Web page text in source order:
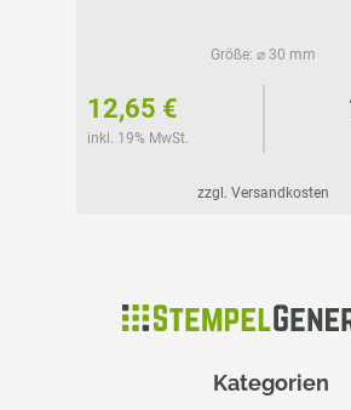
Größe: ⌀ 30 mm
12,65 €
inkl. 19% MwSt.
zzgl. Versandkosten
Kategorien